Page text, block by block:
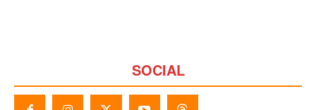
SOCIAL